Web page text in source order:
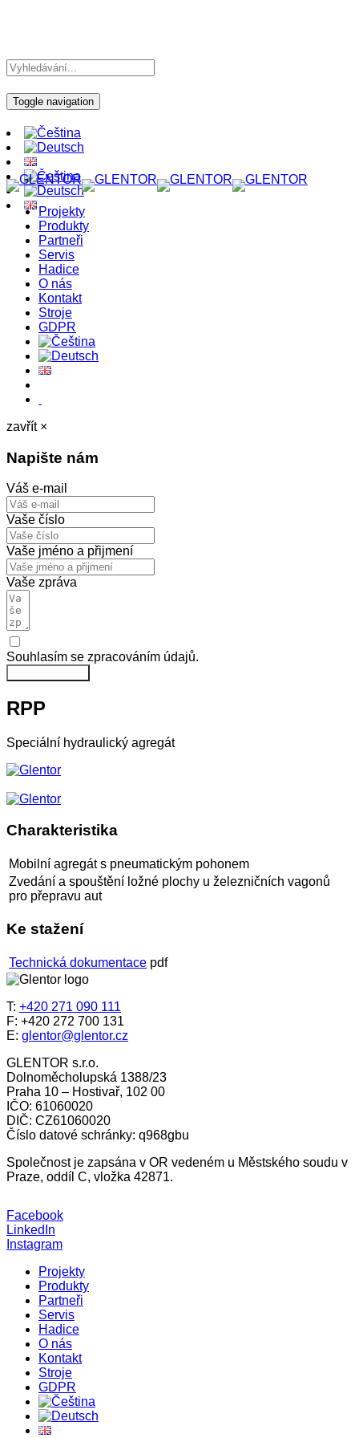
Toggle navigation
Projekty
Produkty
Partneři
Servis
Hadice
O nás
Kontakt
Stroje
GDPR
zavřít ×
Napište nám
Váš e-mail
Vaše číslo
Vaše jméno a přijmení
Vaše zpráva
Souhlasím se zpracováním údajů.
RPP
Speciální hydraulický agregát
Charakteristika
Mobilní agregát s pneumatickým pohonem
Zvedání a spouštění ložné plochy u železničních vagonů
pro přepravu aut
Ke stažení
Technická dokumentace pdf
T: +420 271 090 111
F: +420 272 700 131
E: glentor@glentor.cz
GLENTOR s.r.o.
Dolnoměcholupská 1388/23
Praha 10 – Hostivař, 102 00
IČO: 61060020
DIČ: CZ61060020
Číslo datové schránky: q968gbu
Společnost je zapsána v OR vedeném u Městského soudu v
Praze, oddíl C, vložka 42871.
Facebook
LinkedIn
Instagram
Projekty
Produkty
Partneři
Servis
Hadice
O nás
Kontakt
Stroje
GDPR